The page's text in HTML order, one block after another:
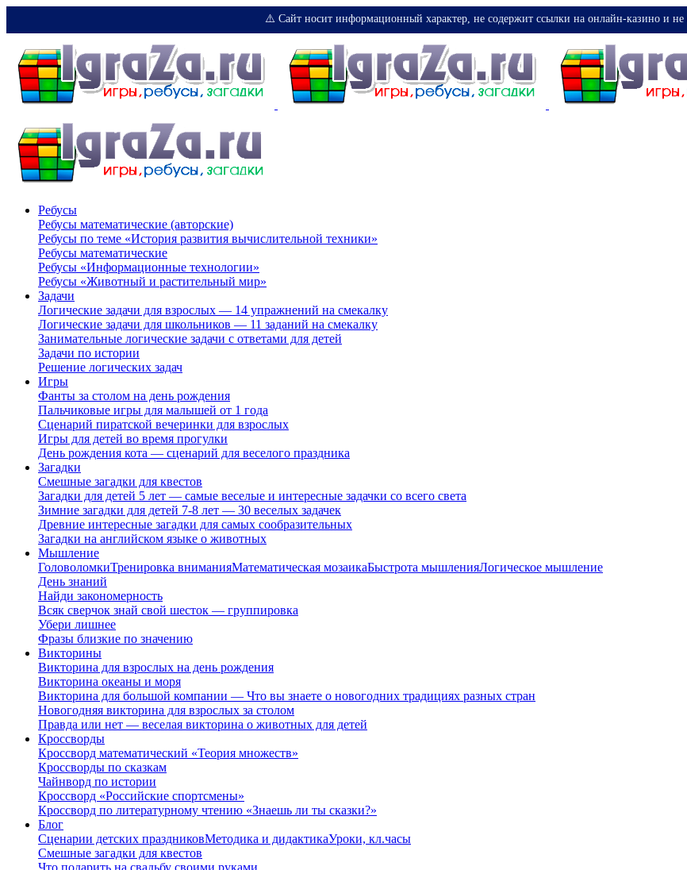
⚠️ Сайт носит информационный характер, не содержит ссылки на онлайн-казино и не
Ребусы
Ребусы математические (авторские)
Ребусы по теме «История развития вычислительной техники»
Ребусы математические
Ребусы «Информационные технологии»
Ребусы «Животный и растительный мир»
Задачи
Логические задачи для взрослых — 14 упражнений на смекалку
Логические задачи для школьников — 11 заданий на смекалку
Занимательные логические задачи с ответами для детей
Задачи по истории
Решение логических задач
Игры
Фанты за столом на день рождения
Пальчиковые игры для малышей от 1 года
Сценарий пиратской вечеринки для взрослых
Игры для детей во время прогулки
День рождения кота — сценарий для веселого праздника
Загадки
Смешные загадки для квестов
Загадки для детей 5 лет — самые веселые и интересные задачки со всего света
Зимние загадки для детей 7-8 лет — 30 веселых задачек
Древние интересные загадки для самых сообразительных
Загадки на английском языке о животных
Мышление
ГоловоломкиТренировка вниманияМатематическая мозаикаБыстрота мышленияЛогическое мышление
День знаний
Найди закономерность
Всяк сверчок знай свой шесток — группировка
Убери лишнее
Фразы близкие по значению
Викторины
Викторина для взрослых на день рождения
Викторина океаны и моря
Викторина для большой компании — Что вы знаете о новогодних традициях разных стран
Новогодняя викторина для взрослых за столом
Правда или нет — веселая викторина о животных для детей
Кроссворды
Кроссворд математический «Теория множеств»
Кроссворды по сказкам
Чайнворд по истории
Кроссворд «Российские спортсмены»
Кроссворд по литературному чтению «Знаешь ли ты сказки?»
Блог
Сценарии детских праздниковМетодика и дидактикаУроки, кл.часы
Смешные загадки для квестов
Что подарить на свадьбу своими руками